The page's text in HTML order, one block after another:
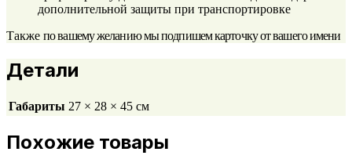
дополнительной защиты при транспортировке
Также по вашему желанию мы подпишем карточку от вашего имени
Детали
Габариты 27 × 28 × 45 см
Похожие товары